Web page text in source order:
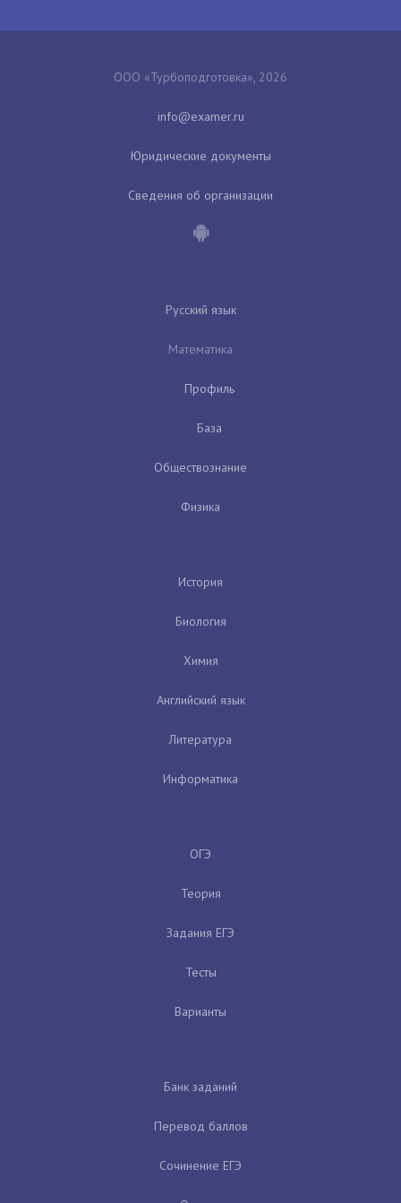
ООО «Турбоподготовка», 2026
Юридические документы
Сведения об организации
Русский язык
Математика
Профиль
База
Обществознание
Физика
История
Биология
Химия
Английский язык
Литература
Информатика
ОГЭ
Теория
Задания ЕГЭ
Тесты
Варианты
Банк заданий
Перевод баллов
Сочинение ЕГЭ